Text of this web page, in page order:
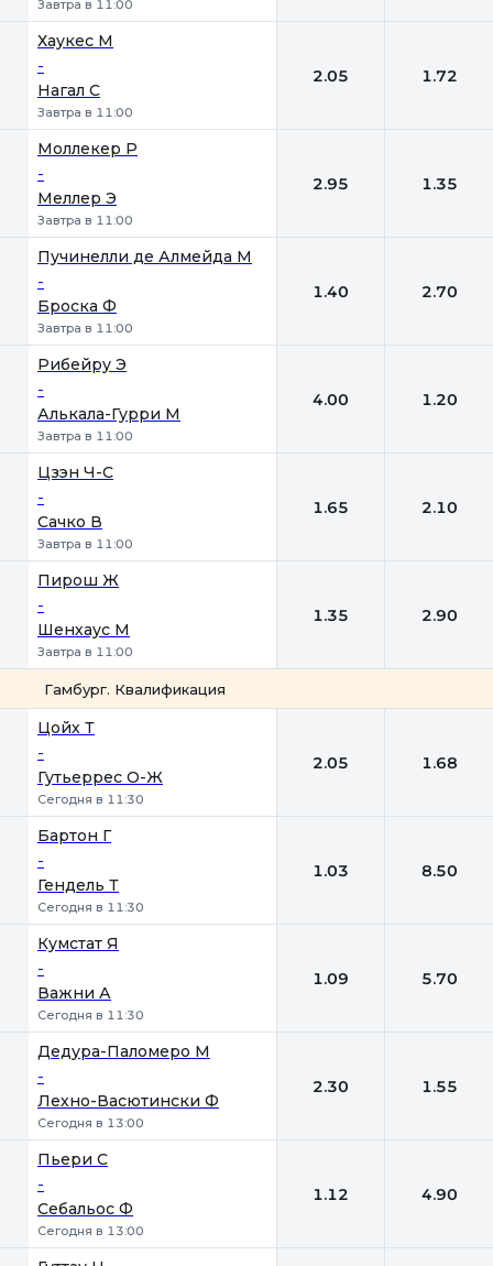
Завтра в 11:00
Хаукес М
-
Нагал С
Завтра в 11:00
2.05 1.72
Моллекер Р
-
Меллер Э
Завтра в 11:00
2.95 1.35
Пучинелли де Алмейда М
-
Броска Ф
Завтра в 11:00
1.40 2.70
Рибейру Э
-
Алькала-Гурри М
Завтра в 11:00
4.00 1.20
Цзэн Ч-С
-
Сачко В
Завтра в 11:00
1.65 2.10
Пирош Ж
-
Шенхаус М
Завтра в 11:00
1.35 2.90
Гамбург. Квалификация
Цойх Т
-
Гутьеррес О-Ж
Сегодня в 11:30
2.05 1.68
Бартон Г
-
Гендель Т
Сегодня в 11:30
1.03 8.50
Кумстат Я
-
Важни А
Сегодня в 11:30
1.09 5.70
Дедура-Паломеро М
-
Лехно-Васютински Ф
Сегодня в 13:00
2.30 1.55
Пьери С
-
Себальос Ф
Сегодня в 13:00
1.12 4.90